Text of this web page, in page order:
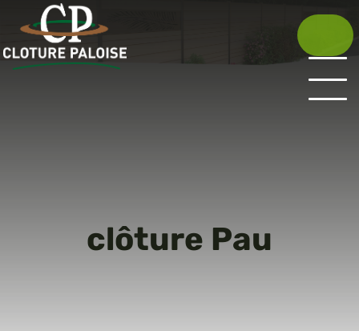
contenu
principal
clôture Pau